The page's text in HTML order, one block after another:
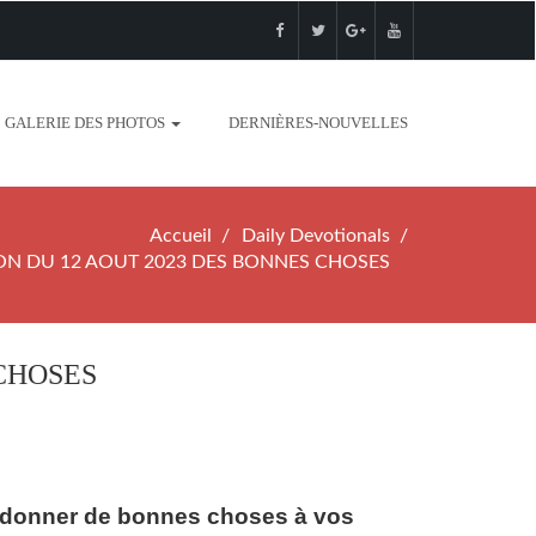
GALERIE DES PHOTOS DERNIÈRES-NOUVELLES
Accueil
Daily Devotionals
DU 12 AOUT 2023 DES BONNES CHOSES
de bonnes choses à vos